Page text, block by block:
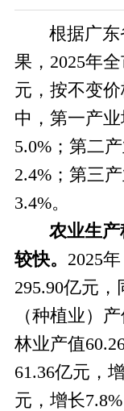
根据广
果， 2025年
元，按不变
中，第一产
5.0%；第二
2.4%；第三
3.4%。
农业生
较快。 2025
295.90亿元
（种植业）
林业产值
61.36亿元，
元，增长